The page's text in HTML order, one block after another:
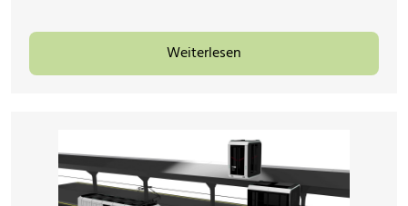
Weiterlesen